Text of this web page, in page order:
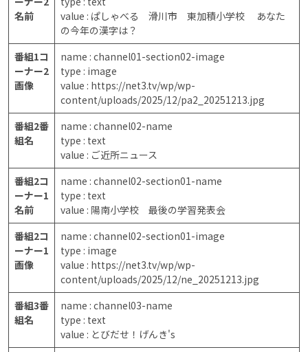
名前
value : ぱしゃべる 滑川市 東加積小学校 あなた
の今年の漢字は？
番組1コ
ーナー2
画像
name : channel01-section02-image
type : image
value : https://net3.tv/wp/wp-
content/uploads/2025/12/pa2_20251213.jpg
番組2番
組名
name : channel02-name
type : text
value : ご近所ニュース
番組2コ
ーナー1
名前
name : channel02-section01-name
type : text
value : 陽南小学校 最後の学習発表会
番組2コ
ーナー1
画像
name : channel02-section01-image
type : image
value : https://net3.tv/wp/wp-
content/uploads/2025/12/ne_20251213.jpg
番組3番
組名
name : channel03-name
type : text
value : とびだせ！げんき's